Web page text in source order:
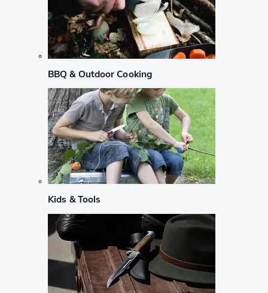
BBQ & Outdoor Cooking
Kids & Tools